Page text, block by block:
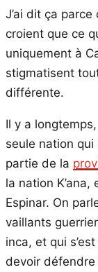
J’ai dit ça
croient que ce
uniquement à
stigmatisent
différente.
Il y a
seule nation
partie de la
la nation
Espinar. On
vaillants
inca, et qui
devoir défendre